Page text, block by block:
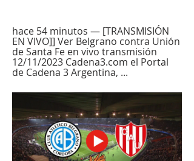
hace 54 minutos — [TRANSMISIÓN
EN VIVO]] Ver Belgrano contra Unión
de Santa Fe en vivo transmisión
12/11/2023 Cadena3.com el Portal
de Cadena 3 Argentina, ...